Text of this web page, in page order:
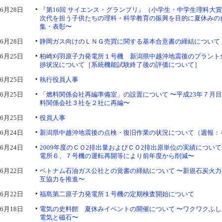
6月28日
『第16回 サイエンス・グランプリ』（小学生・中学生理科大
次代を担う子供たちの理科・科学教育の振興を目的に夏休み
集・表彰〜
6月28日
静岡ガス向けのＬＮＧ売買に関する基本合意書の締結について
6月25日
柏崎刈羽原子力発電所１号機 新潟県中越沖地震後のプラント
捗状況について［系統機能試験終了後の評価について］
6月25日
執行役員人事
6月25日
「燃料関係会社再編準備室」の設置について 〜平成23年７月
料関係会社３社を２社に再編〜
6月25日
役員人事
6月24日
新潟県中越沖地震後の点検・復旧作業の状況について（週報：
6月24日
2009年度のＣＯ2排出量およびＣＯ2排出原単位の実績につい
電所６、７号機の運転再開等により前年度から削減〜
6月22日
ベトナム石油ガス公社との覚書の締結について 〜新規石炭火
互協力を推進〜
6月22日
福島第二原子力発電所１号機の定期検査開始について
6月18日
電気の史料館 夏休みイベントの開催について 〜ワクワクふ
電気と磁石〜